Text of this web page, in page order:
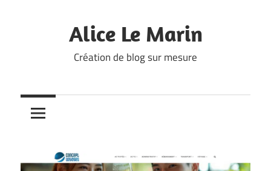
Alice Le Marin
Création de blog sur mesure